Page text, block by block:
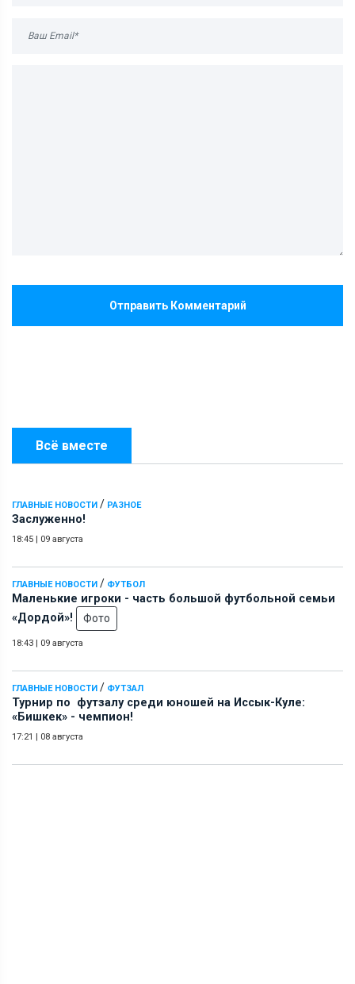
Всё вместе
ГЛАВНЫЕ НОВОСТИ / РАЗНОЕ
Заслуженно!
18:45 | 09 августа
ГЛАВНЫЕ НОВОСТИ / ФУТБОЛ
Маленькие игроки - часть большой футбольной семьи
«Дордой»!
Фото
18:43 | 09 августа
ГЛАВНЫЕ НОВОСТИ / ФУТЗАЛ
Турнир по футзалу среди юношей на Иссык-Куле:
«Бишкек» - чемпион!
17:21 | 08 августа
Отправить Комментарий